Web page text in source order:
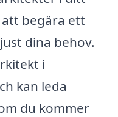
begära ett
dina behov.
i
kan leda
du kommer